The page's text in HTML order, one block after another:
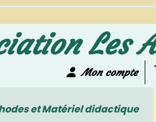
Les
Mon compte
et Matériel didactique